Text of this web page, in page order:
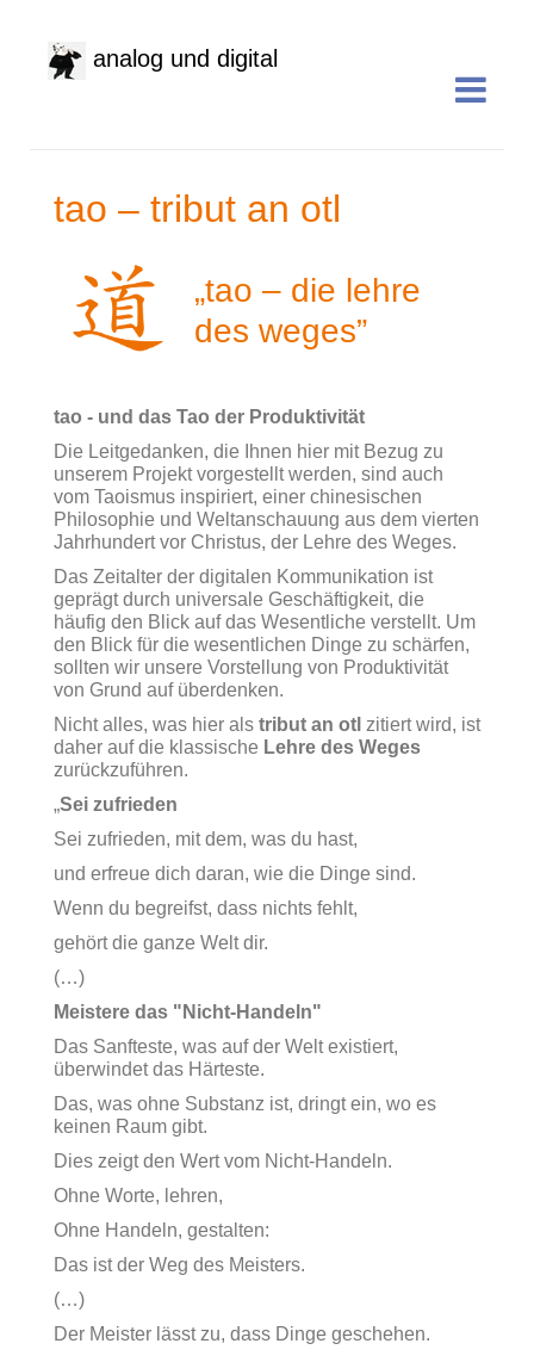
analog und digital
tao – tribut an otl
„tao – die lehre
des weges”
tao - und das Tao der Produktivität
Die Leitgedanken, die Ihnen hier mit Bezug zu
unserem Projekt vorgestellt werden, sind auch
vom Taoismus inspiriert, einer chinesischen
Philosophie und Weltanschauung aus dem vierten
Jahrhundert vor Christus, der Lehre des Weges.
Das Zeitalter der digitalen Kommunikation ist
geprägt durch universale Geschäftigkeit, die
häufig den Blick auf das Wesentliche verstellt. Um
den Blick für die wesentlichen Dinge zu schärfen,
sollten wir unsere Vorstellung von Produktivität
von Grund auf überdenken.
Nicht alles, was hier als tribut an otl zitiert wird, ist
daher auf die klassische Lehre des Weges
zurückzuführen.
„Sei zufrieden
Sei zufrieden, mit dem, was du hast,
und erfreue dich daran, wie die Dinge sind.
Wenn du begreifst, dass nichts fehlt,
gehört die ganze Welt dir.
(…)
Meistere das "Nicht-Handeln"
Das Sanfteste, was auf der Welt existiert,
überwindet das Härteste.
Das, was ohne Substanz ist, dringt ein, wo es
keinen Raum gibt.
Dies zeigt den Wert vom Nicht-Handeln.
Ohne Worte, lehren,
Ohne Handeln, gestalten:
Das ist der Weg des Meisters.
(…)
Der Meister lässt zu, dass Dinge geschehen.